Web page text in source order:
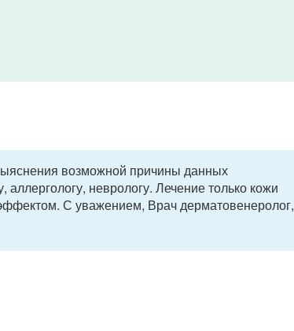
возможной причины данных
аллергологу, неврологу. Лечение только кожи
С уважением, Врач дерматовенеролог,